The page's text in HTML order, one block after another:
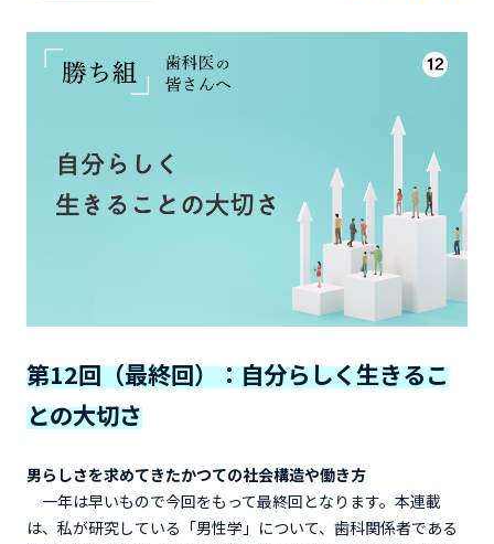
第12回（最終回）：自分らしく生きるこ
との大切さ
男らしさを求めてきたかつての社会構造や働き方
一年は早いもので今回をもって最終回となります。本連載
は、私が研究している「男性学」について、歯科関係者である